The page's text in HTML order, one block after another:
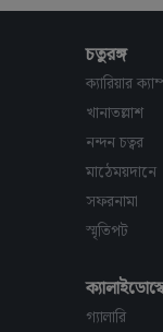
চতুরঙ্গ
ক্যারিয়ার
খানাতল্লাশ
নন্দন চত্বর
মাঠেময়দানে
সফরনামা
স্মৃতিপট
গ্যালারি